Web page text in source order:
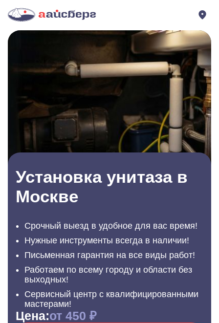
Установка унитаза в
Москве
Срочный выезд в удобное для вас время!
Нужные инструменты всегда в наличии!
Письменная гарантия на все виды работ!
Работаем по всему городу и области без
выходных!
Сервисный центр с квалифицированными
мастерами!
Цена:от 450 ₽